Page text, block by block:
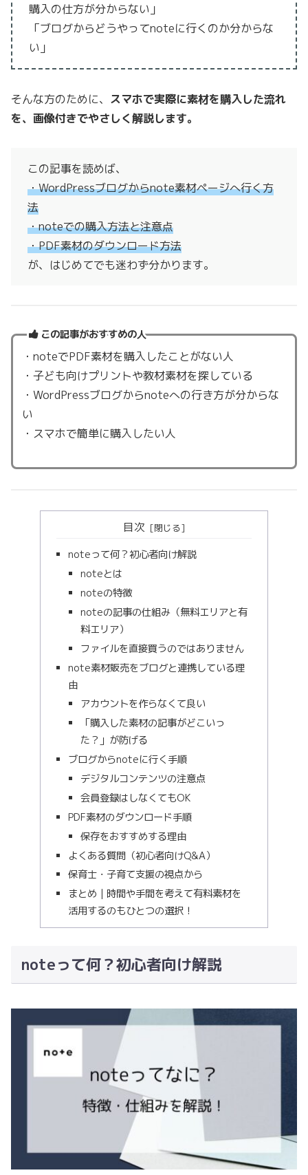
購入の仕方が分からない」
「ブログからどうやってnoteに行くのか分からな
い」
そんな方のために、 スマホで実際に素材を購入した流れ
を、画像付きでやさしく解説します。
この記事を読めば、
・WordPressブログからnote素材ページへ行く方
法
・noteでの購入方法と注意点
・PDF素材のダウンロード方法
が、はじめてでも迷わず分かります。
この記事がおすすめの人
・noteでPDF素材を購入したことがない人
・子ども向けプリントや教材素材を探している
・WordPressブログからnoteへの行き方が分からな
い
・スマホで簡単に購入したい人
目次
noteって何？初心者向け解説
noteとは
noteの特徴
noteの記事の仕組み（無料エリアと有
料エリア）
ファイルを直接買うのではありません
note素材販売をブログと連携している理
由
アカウントを作らなくて良い
「購入した素材の記事がどこいっ
た？」が防げる
ブログからnoteに行く手順
デジタルコンテンツの注意点
会員登録はしなくてもOK
PDF素材のダウンロード手順
保存をおすすめする理由
よくある質問（初心者向けQ&A）
保育士・子育て支援の視点から
まとめ｜時間や手間を考えて有料素材を
活用するのもひとつの選択！
noteって何？初心者向け解説